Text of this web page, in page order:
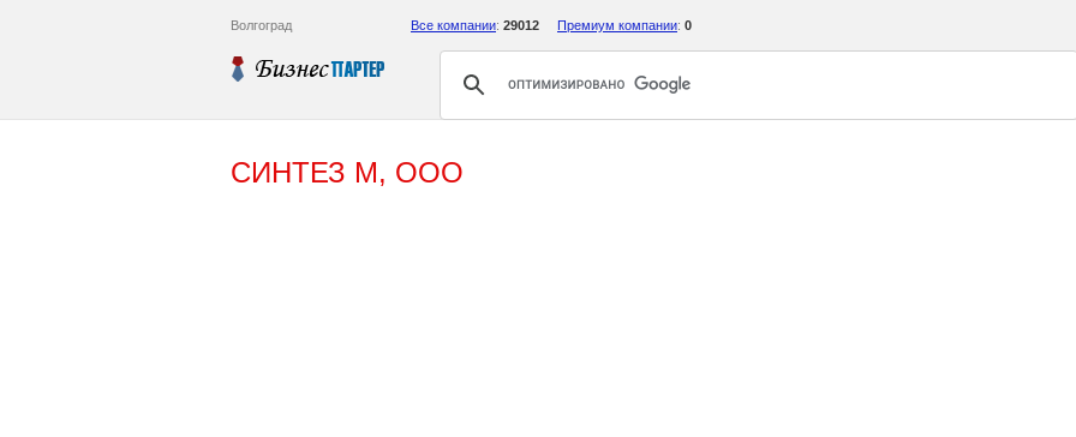
Волгоград Все компании: 29012 Премиум компании: 0
СИНТЕЗ М, ООО